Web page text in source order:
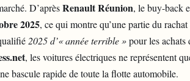
D’aprèsRenault Réunion, le buy-back
2025, ce qui montre qu’une partie du
2025 d’« année terrible »pour les achats
, les voitures électriques ne représentent
bascule rapide de toute la flotte automobile.